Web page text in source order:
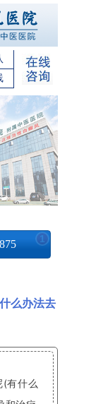
1
么办法去
有什么